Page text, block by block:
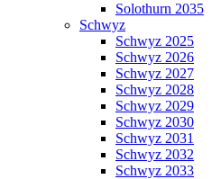
Solothurn 2035
Schwyz
Schwyz 2025
Schwyz 2026
Schwyz 2027
Schwyz 2028
Schwyz 2029
Schwyz 2030
Schwyz 2031
Schwyz 2032
Schwyz 2033